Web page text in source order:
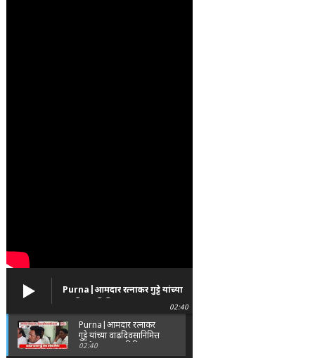
Purna|आमदार रत्नाकर गुट्टे यांच्या
वाढदिवसानिमित्त पूर्णा तालुक्यात
विविध सामाजिक उपक्रम
02:40
Purna|आमदार रत्नाकर
गुट्टे यांच्या वाढदिवसानिमित्त
पूर्णा तालुक्यात विविध
02:40